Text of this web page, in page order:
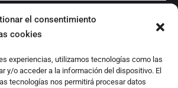
el consentimiento
cookies
experiencias, utilizamos tecnologías como las
y/o acceder a la información del dispositivo. El
tecnologías nos permitirá procesar datos